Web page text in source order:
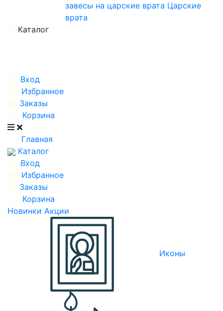
завесы на царские врата Царские
врата
Каталог
Вход
Избранное
Заказы
Корзина
Главная
Каталог
Вход
Избранное
Заказы
Корзина
Новинки Акции
Иконы